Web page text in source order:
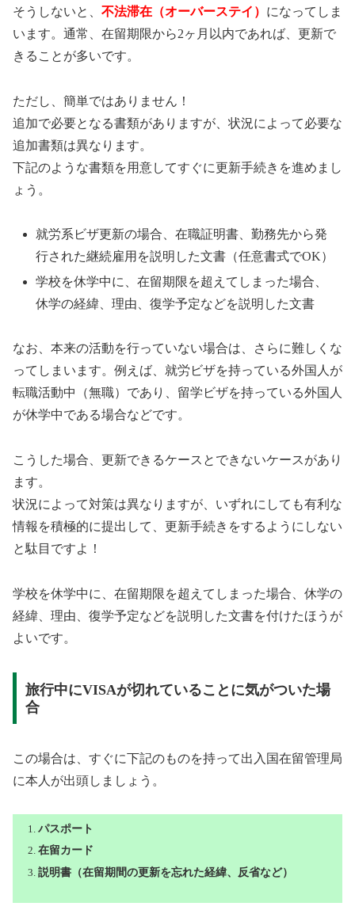
そうしないと、 不法滞在（オーバーステイ） になってしま
います。通常、在留期限から2ヶ月以内であれば、更新で
きることが多いです。
ただし、簡単ではありません！
追加で必要となる書類がありますが、状況によって必要な
追加書類は異なります。
下記のような書類を用意してすぐに更新手続きを進めまし
ょう。
就労系ビザ更新の場合、在職証明書、勤務先から発
行された継続雇用を説明した文書（任意書式でOK）
学校を休学中に、在留期限を超えてしまった場合、
休学の経緯、理由、復学予定などを説明した文書
なお、本来の活動を行っていない場合は、さらに難しくな
ってしまいます。例えば、就労ビザを持っている外国人が
転職活動中（無職）であり、留学ビザを持っている外国人
が休学中である場合などです。
こうした場合、更新できるケースとできないケースがあり
ます。
状況によって対策は異なりますが、いずれにしても有利な
情報を積極的に提出して、更新手続きをするようにしない
と駄目ですよ！
学校を休学中に、在留期限を超えてしまった場合、休学の
経緯、理由、復学予定などを説明した文書を付けたほうが
よいです。
旅行中にVISAが切れていることに気がついた場
合
この場合は、すぐに下記のものを持って出入国在留管理局
に本人が出頭しましょう。
パスポート
在留カード
説明書（在留期間の更新を忘れた経緯、反省など）